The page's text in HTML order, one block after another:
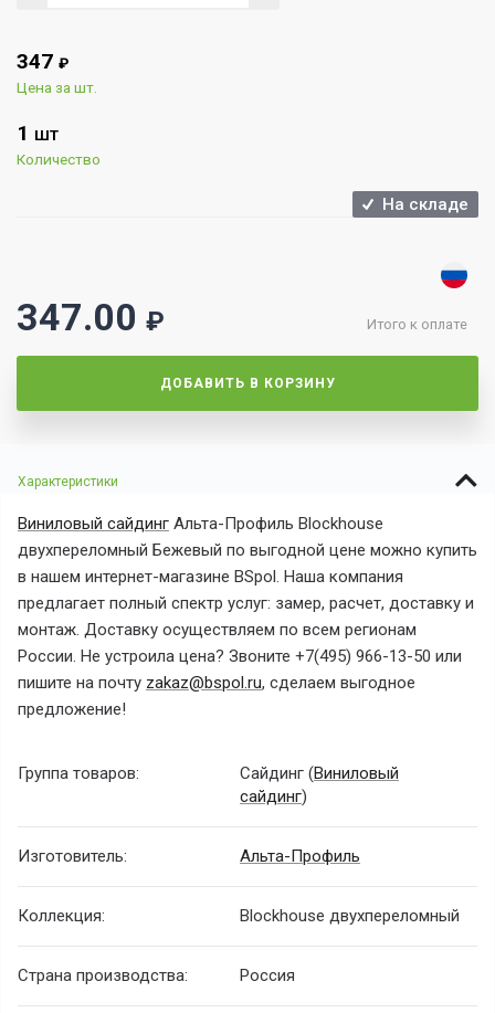
347 ₽
Цена за шт.
1 ШТ
Количество
На складе
Итого к оплате
347.00 ₽
ДОБАВИТЬ В КОРЗИНУ
Характеристики
Виниловый сайдинг Альта-Профиль Blockhouse
двухпереломный Бежевый по выгодной цене можно купить
в нашем интернет-магазине BSpol. Наша компания
предлагает полный спектр услуг: замер, расчет, доставку и
монтаж. Доставку осуществляем по всем регионам
России. Не устроила цена? Звоните +7(495) 966-13-50 или
пишите на почту zakaz@bspol.ru, сделаем выгодное
предложение!
Группа товаров: Сайдинг (Виниловый
сайдинг)
Изготовитель: Альта-Профиль
Коллекция: Blockhouse двухпереломный
Страна производства: Россия